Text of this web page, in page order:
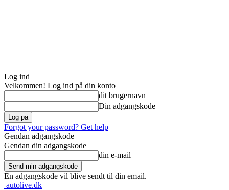
Log ind
Velkommen! Log ind på din konto
dit brugernavn
Din adgangskode
Forgot your password? Get help
Gendan adgangskode
Gendan din adgangskode
din e-mail
En adgangskode vil blive sendt til din email.
autolive.dk